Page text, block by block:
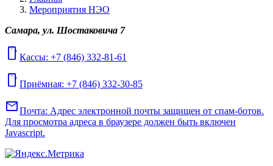
Мероприятия НЭО
Самара, ул. Шостаковича 7
mobile Кассы: +7 (846) 332-81-61
mobile Приёмная: +7 (846) 332-30-85
mailПочта: Адрес электронной почты защищен от спам-ботов.
Для просмотра адреса в браузере должен быть включен
Javascript.